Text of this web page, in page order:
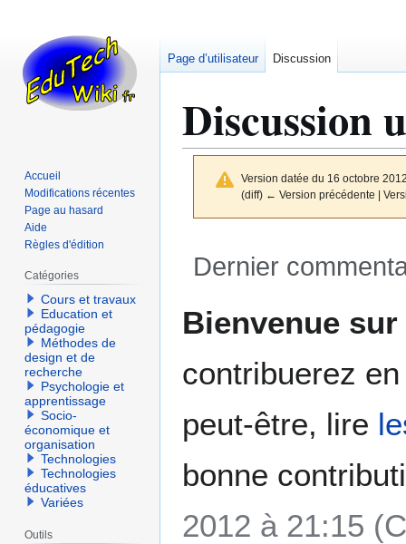
Discussion
Version datée du 16 octobre
(diff) ← Version précédente |
Dernier
navigation
recherche
Bienvenue sur
contribuerez
peut-être, lire
bonne
2012 à 21:15
Page d’utilisateur Discussion
Accueil
Modifications récentes
Page au hasard
Aide
Règles d'édition
Catégories
Cours et travaux
Education et
pédagogie
Méthodes de
design et de
recherche
Psychologie et
apprentissage
Socio-
économique et
organisation
Technologies
Technologies
éducatives
Variées
Outils